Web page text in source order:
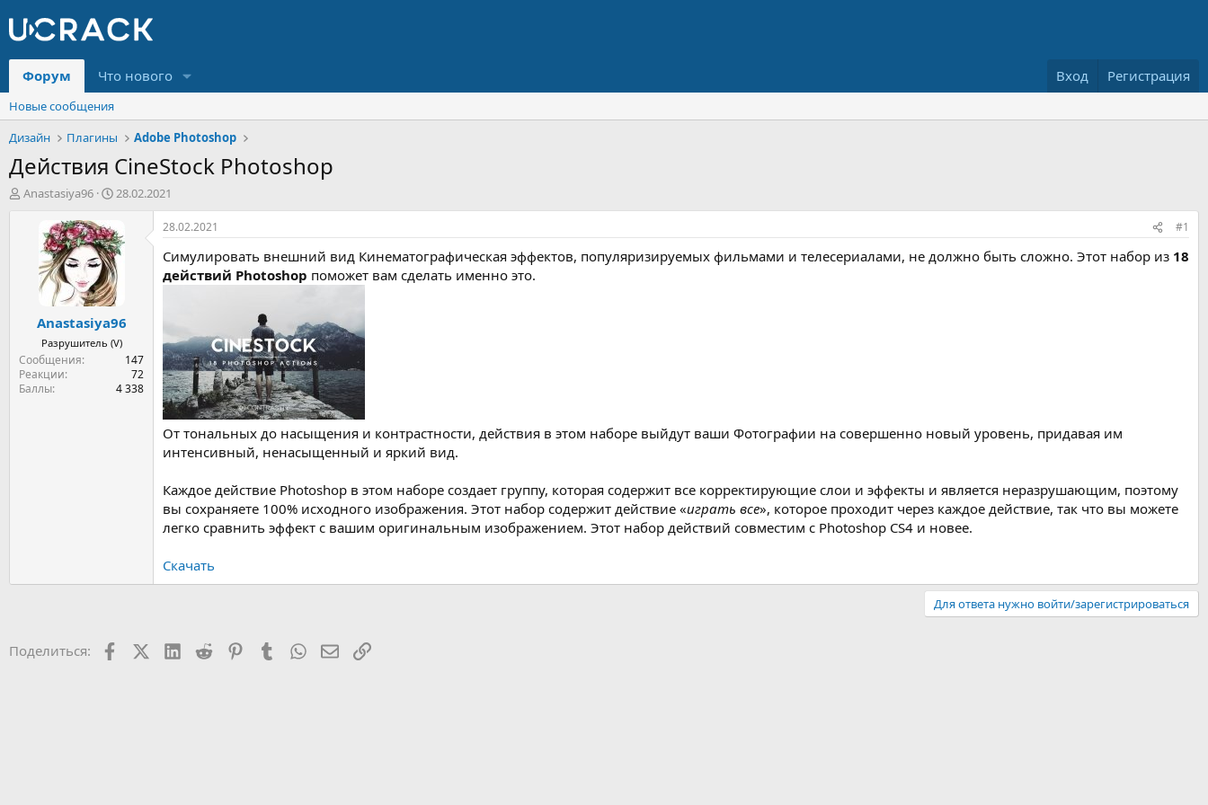
Форум Что нового Вход Регистрация
Новые сообщения
Дизайн
Плагины Adobe Photoshop
Действия CineStock Photoshop
А
Anastasiya96
Д
а
н
а
ч
а
л
а
28.02.2021
Anastasiya96
Разрушитель (V)
Сообщения
147
Реакции
72
Баллы
4 338
28.02.2021 #1
Симулировать внешний вид Кинематографическая эффектов, популяризируемых фильмами и телесериалами, не должно быть сложно. Этот набор из 18
действий Photoshop поможет вам сделать именно это.
От тональных до насыщения и контрастности, действия в этом наборе выйдут ваши Фотографии на совершенно новый уровень, придавая им
интенсивный, ненасыщенный и яркий вид.
Каждое действие Photoshop в этом наборе создает группу, которая содержит все корректирующие слои и эффекты и является неразрушающим, поэтому
вы сохраняете 100% исходного изображения. Этот набор содержит действие «играть все», которое проходит через каждое действие, так что вы можете
легко сравнить эффект с вашим оригинальным изображением. Этот набор действий совместим с Photoshop CS4 и новее.
Скачать
Для ответа нужно войти/зарегистрироваться
Поделиться: FacebookX (Twitter)
LinkedIn
Reddit PinterestTumblr WhatsApp
Электронная почта
Ссылка